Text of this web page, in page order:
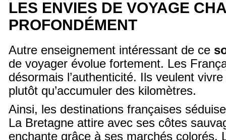
LES ENVIES DE VOYAGE
PROFONDÉMENT
Autre enseignement intéressant de ce
de voyager évolue fortement. Les
désormais l’authenticité. Ils veulent
plutôt qu’accumuler des kilomètres.
Ainsi, les destinations françaises
La Bretagne attire avec ses côtes
enchante grâce à ses marchés colorés.